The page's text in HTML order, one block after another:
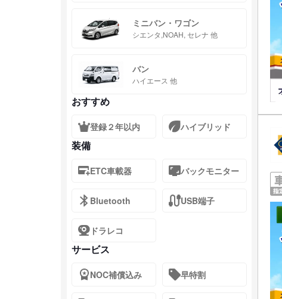
ミニバン・ワゴン
シエンタ,NOAH, セレナ 他
バン
ハイエース 他
おすすめ
登録２年以内 ハイブリッド
装備
ETC車載器 バックモニター
Bluetooth USB端子
ドラレコ
サービス
NOC補償込み 早特割